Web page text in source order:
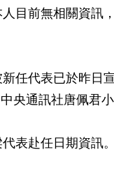
目前無相關資訊
任代表已於昨日
央通訊社唐佩君小
表赴任日期資訊。